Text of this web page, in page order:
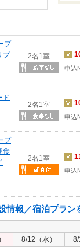
プ
プ
2名1室
申込
ド
2名1室
申込
プ
食
2名1室
申込
情報／宿泊プラン
8/12（水） 8/